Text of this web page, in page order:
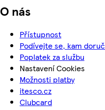
O nás
Přístupnost
Podívejte se, kam
Poplatek za službu
Nastavení Cookies
Možnosti platby
itesco.cz
Clubcard